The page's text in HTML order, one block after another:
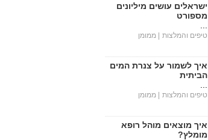
ישראלים עושים מיליונים
מספורט
טיפים והמלצות | ממומן
איך לשמור על צנרת המים
הביתית
טיפים והמלצות | ממומן
איך מוצאים מוהל רופא
מומלץ?